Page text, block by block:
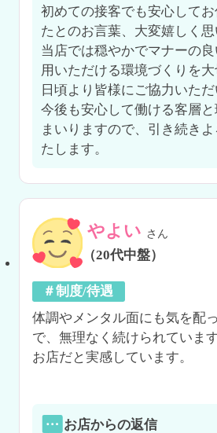
初めての接客でも安心して
たとのお言葉、大変嬉しく思
当店では穏やかでマナーの
用いただける環境づくりを大
日頃より皆様にご協力いただ
今後も安心して働ける客層
まいりますので、引き続き
たします。
やよい さん
（20代中盤）
＃制度/待遇
体調やメンタル面にも気を配
で、無理なく続けられていま
お店だと実感しています。
お店からの返信